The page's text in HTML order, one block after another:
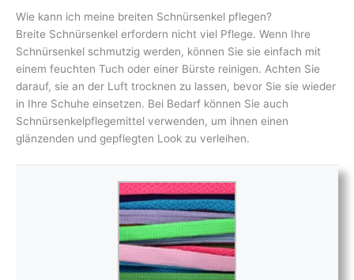
Wie kann ich meine breiten Schnürsenkel pflegen?
Breite Schnürsenkel erfordern nicht viel Pflege. Wenn Ihre
Schnürsenkel schmutzig werden, können Sie sie einfach mit
einem feuchten Tuch oder einer Bürste reinigen. Achten Sie
darauf, sie an der Luft trocknen zu lassen, bevor Sie sie wieder
in Ihre Schuhe einsetzen. Bei Bedarf können Sie auch
Schnürsenkelpflegemittel verwenden, um ihnen einen
glänzenden und gepflegten Look zu verleihen.